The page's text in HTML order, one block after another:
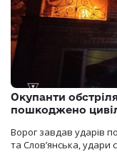
Окупанти
пошкоджено
Ворог завдав ударів
та Слов’янська, удари